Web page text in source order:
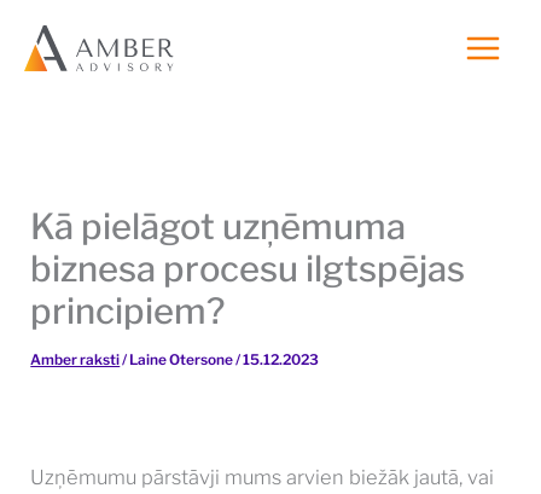
Kā pielāgot uzņēmuma
biznesa procesu ilgtspējas
principiem?
Amber raksti/ Laine Otersone/15.12.2023
Uzņēmumu pārstāvji mums arvien biežāk jautā, vai